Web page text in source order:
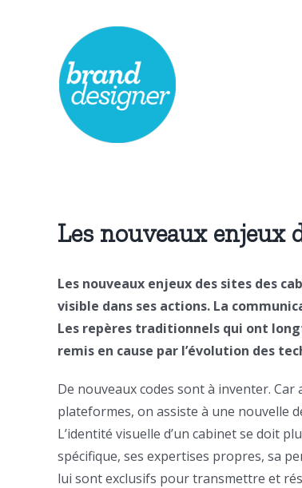
Les nouveaux enjeux
Les nouveaux enjeux des sites des
visible dans ses actions. La
Les repères traditionnels qui ont
remis en cause par l’évolution des
De nouveaux codes sont à inventer.
plateformes, on assiste à une nouvelle
L’identité visuelle d’un cabinet se doit
spécifique, ses expertises propres, sa
lui sont exclusifs pour transmettre et